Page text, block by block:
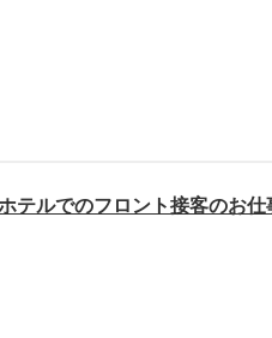
テルでのフロント接客のお仕